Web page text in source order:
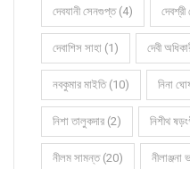
দেবযানী সেনগুপ্ত (4)
দেবাশিস সাহা (1) দেবী
নবকুমার মাইতি (10) নিনা
নিশা তালুকদার (2) নিশীথ
নীলম সামন্ত (20) নীলাঞ্জনা